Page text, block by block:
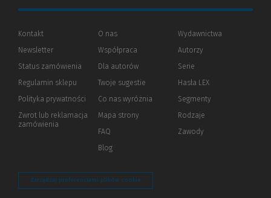
Kontakt
Newsletter
Status zamówienia
Regulamin sklepu
Polityka prywatności (Nowe
(Link
innej
Zwrot lub reklamacja
zamówienia
O nas
Współpraca
Dla autorów(Nowe
(Link
innej
Twoje sugestie
Co nas wyróżnia
Mapa strony
FAQ
Blog
Wydawnictwa
Autorzy
Serie
Hasła LEX
Segmenty
Rodzaje
Zawody
Zarządzaj preferencjami plików cookie